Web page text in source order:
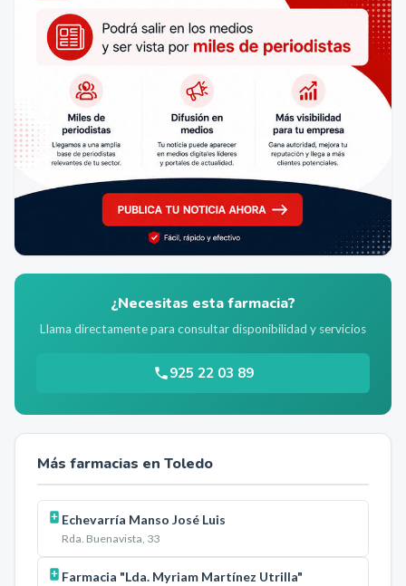
¿Necesitas esta farmacia?
Llama directamente para consultar disponibilidad y servicios
925 22 03 89
Más farmacias en Toledo
Echevarría Manso José Luis
Rda. Buenavista, 33
Farmacia "Lda. Myriam Martínez Utrilla"